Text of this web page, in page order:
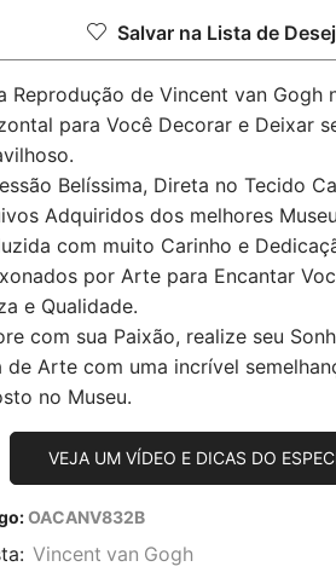
Salvar na Lista de
Reprodução de Vincent van Gogh
para Você Decorar e Deixar
Belíssima, Direta no Tecido
Adquiridos dos melhores
com muito Carinho e
por Arte para Encantar
e Qualidade.
com sua Paixão, realize seu
de Arte com uma incrível
no Museu.
VEJA UM VÍDEO E DICAS DO
OACANV832B
Vincent van Gogh